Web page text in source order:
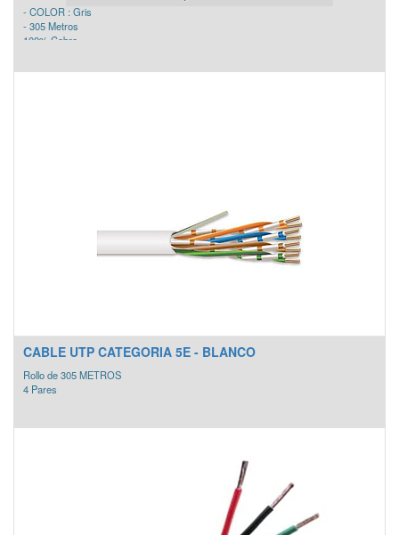
- COLOR : Gris
- 305 Metros
100% Cobre
CABLE UTP CATEGORIA 5E - BLANCO
Rollo de 305 METROS
4 Pares